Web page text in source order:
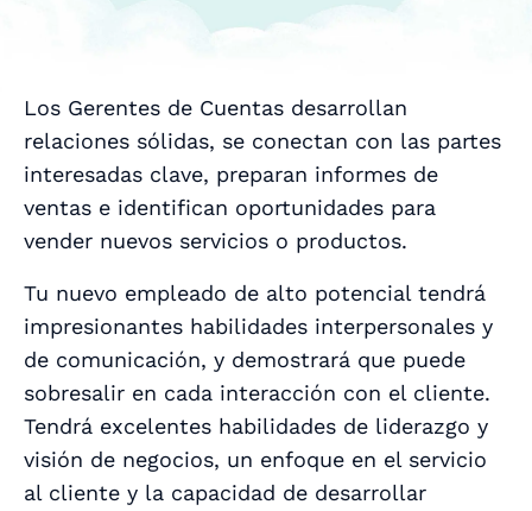
Los Gerentes de Cuentas desarrollan
relaciones sólidas, se conectan con las partes
interesadas clave, preparan informes de
ventas e identifican oportunidades para
vender nuevos servicios o productos.
Tu nuevo empleado de alto potencial tendrá
impresionantes habilidades interpersonales y
de comunicación, y demostrará que puede
sobresalir en cada interacción con el cliente.
Tendrá excelentes habilidades de liderazgo y
visión de negocios, un enfoque en el servicio
al cliente y la capacidad de desarrollar